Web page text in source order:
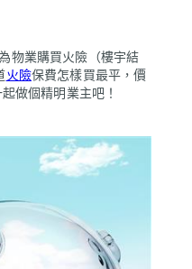
物業購買火險（樓宇結
火險保費怎樣買最平，價
做個精明業主吧！